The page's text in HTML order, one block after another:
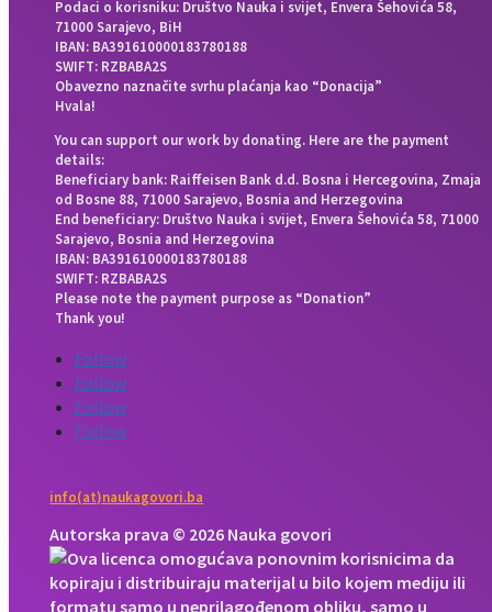
Podaci o korisniku: Društvo Nauka i svijet, Envera Šehovića 58,
71000 Sarajevo, BiH
IBAN: BA391610000183780188
SWIFT: RZBABA2S
Obavezno naznačite svrhu plaćanja kao “Donacija”
Hvala!
You can support our work by donating. Here are the payment
details:
Beneficiary bank: Raiffeisen Bank d.d. Bosna i Hercegovina, Zmaja
od Bosne 88, 71000 Sarajevo, Bosnia and Herzegovina
End beneficiary: Društvo Nauka i svijet, Envera Šehovića 58, 71000
Sarajevo, Bosnia and Herzegovina
IBAN: BA391610000183780188
SWIFT: RZBABA2S
Please note the payment purpose as “Donation”
Thank you!
Follow
Follow
Follow
Follow
info(at)naukagovori.ba
Autorska prava © 2026 Nauka govori